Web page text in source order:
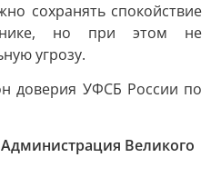
сохранять спокойствие
но при этом не
угрозу.
доверия УФСБ России по
Великого